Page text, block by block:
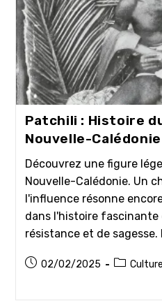
Patchili : Histoire
Nouvelle-Calédonie
Découvrez une figure
Nouvelle-Calédonie. Un
l'influence résonne
dans l'histoire fascinante
résistance et de sagesse.
Publication
02/02/2025
Post